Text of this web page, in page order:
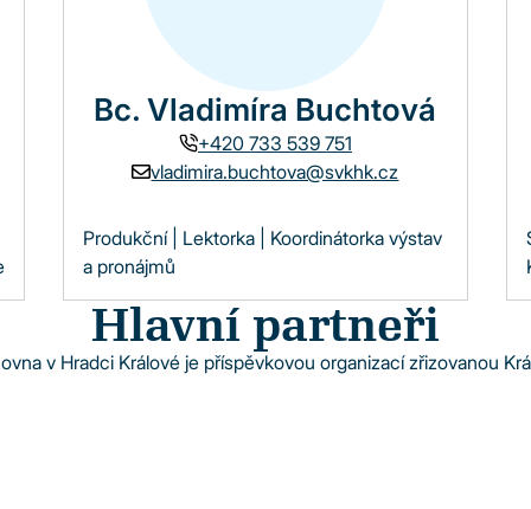
Bc. Vladimíra Buchtová
+420 733 539 751
vladimira.buchtova@svkhk.cz
Produkční | Lektorka | Koordinátorka výstav
a pronájmů
Hlavní partneři
v Hradci Králové je příspěvkovou organizací zřizovanou